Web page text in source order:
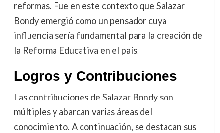
reformas. Fue en este contexto que Salazar
Bondy emergió como un pensador cuya
influencia sería fundamental para la creación de
la Reforma Educativa en el país.
Logros y Contribuciones
Las contribuciones de Salazar Bondy son
múltiples y abarcan varias áreas del
conocimiento. A continuación, se destacan sus